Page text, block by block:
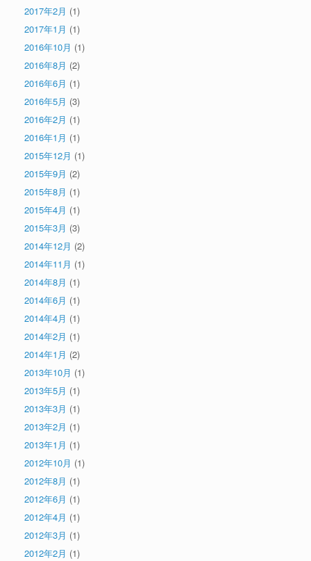
2017年2月 (1)
2017年1月 (1)
2016年10月 (1)
2016年8月 (2)
2016年6月 (1)
2016年5月 (3)
2016年2月 (1)
2016年1月 (1)
2015年12月 (1)
2015年9月 (2)
2015年8月 (1)
2015年4月 (1)
2015年3月 (3)
2014年12月 (2)
2014年11月 (1)
2014年8月 (1)
2014年6月 (1)
2014年4月 (1)
2014年2月 (1)
2014年1月 (2)
2013年10月 (1)
2013年5月 (1)
2013年3月 (1)
2013年2月 (1)
2013年1月 (1)
2012年10月 (1)
2012年8月 (1)
2012年6月 (1)
2012年4月 (1)
2012年3月 (1)
2012年2月 (1)